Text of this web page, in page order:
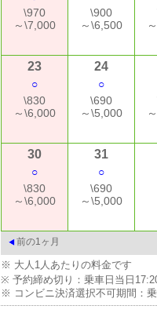
\970
～\7,000
\900
～\6,500
23
○
\830
～\6,000
24
○
\690
～\5,000
30
○
\830
～\6,000
31
○
\690
～\5,000
前の1ヶ月
※ 大人1人あたりの料金です
※ 予約締め切り：乗車日当日
※ コンビニ決済選択不可期間：